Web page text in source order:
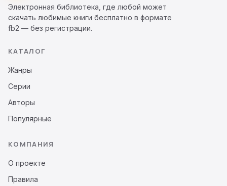
Электронная библиотека, где любой может
скачать любимые книги бесплатно в формате
fb2 — без регистрации.
КАТАЛОГ
Жанры
Серии
Авторы
Популярные
КОМПАНИЯ
О проекте
Правила